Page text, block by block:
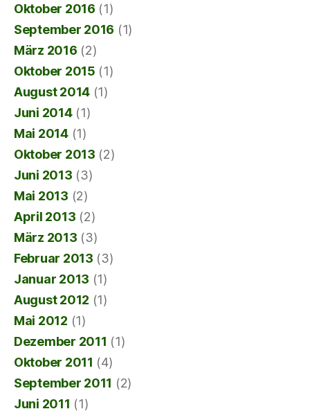
Oktober 2016 (1)
September 2016 (1)
März 2016 (2)
Oktober 2015 (1)
August 2014 (1)
Juni 2014(1)
Mai 2014(1)
Oktober 2013 (2)
Juni 2013 (3)
Mai 2013 (2)
April 2013 (2)
März 2013 (3)
Februar 2013 (3)
Januar 2013 (1)
August 2012 (1)
Mai 2012 (1)
Dezember 2011 (1)
Oktober 2011 (4)
September 2011 (2)
Juni 2011 (1)